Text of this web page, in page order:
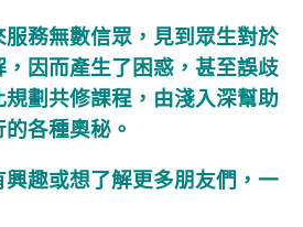
務無數信眾，見到眾生對於
因而產生了困惑，甚至誤歧
劃共修課程，由淺入深幫助
各種奧秘。
趣或想了解更多朋友們，一